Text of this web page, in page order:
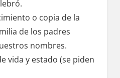
ο copia dе la
dе los padres
nombres.
vida у estado (se piden